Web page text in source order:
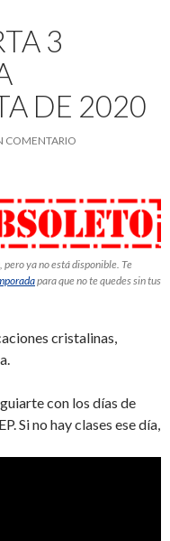
3
DE 2020
COMENTARIO
ya no está disponible. Te
para que no te quedes sin tus
cristalinas,
con los días de
Si no hay clases ese día,